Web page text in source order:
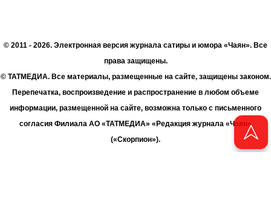
© 2011 - 2026. Электронная версия журнала сатиры и юмора «Чаян». Все
права защищены.
© ТАТМЕДИА. Все материалы, размещенные на сайте, защищены законом.
Перепечатка, воспроизведение и распространение в любом объеме
информации, размещенной на сайте, возможна только с письменного
согласия Филиала АО «ТАТМЕДИА» «Редакция журнала «Чаян»
(«Скорпион»).
При поддержке Республиканского агентства по печати и массовым